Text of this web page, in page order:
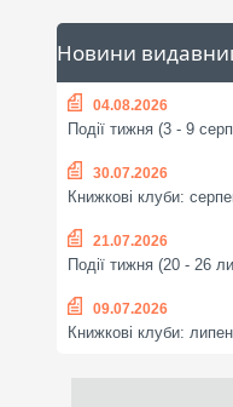
Новини
04.08.2026
Події тижня (3 - 9
30.07.2026
Книжкові клуби:
21.07.2026
Події тижня (20 - 26
09.07.2026
Книжкові клуби: